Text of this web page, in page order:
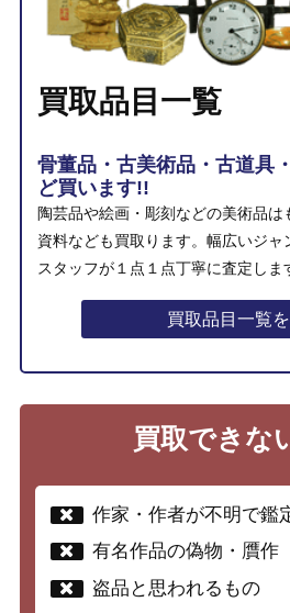
買取品目一覧
骨董品・古美術品・古道具
ど買います!!
陶芸品や絵画・彫刻などの美術品
資料なども買取ります。幅広いジャ
スタッフが１点１点丁寧に査定しま
買取品目一覧
買取できな
作家・作者が不明で鑑
有名作品の偽物・贋作
盗品と思われるもの